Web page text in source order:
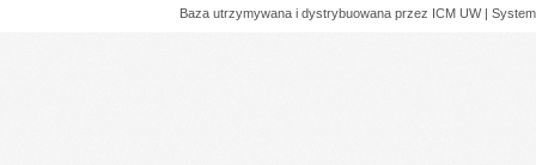
Baza utrzymywana i dystrybuowana przez ICM UW |